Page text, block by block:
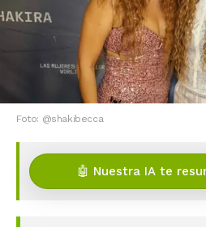
Foto: @shakibecca
🤖 Nuestra IA te